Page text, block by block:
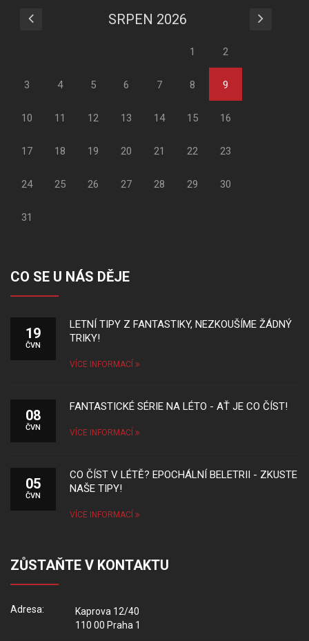
SRPEN 2026
1 2
3 4 5 6 7 8 9
10 11 12 13 14 15 16
17 18 19 20 21 22 23
24 25 26 27 28 29 30
31
CO SE U NÁS DĚJE
19
ČVN
LETNÍ TIPY Z FANTASTIKY, NEZKOUŠÍME ŽÁDNÝ
TRIKY!
VÍCE INFORMACÍ
08
ČVN
FANTASTICKÉ SÉRIE NA LÉTO - AŤ JE CO ČÍST!
VÍCE INFORMACÍ
05
ČVN
CO ČÍST V LÉTĚ? EPOCHÁLNÍ BELETRII - ZKUSTE
NAŠE TIPY!
VÍCE INFORMACÍ
ZŮSTAŇTE V KONTAKTU
Adresa:
Kaprova 12/40
110 00 Praha 1